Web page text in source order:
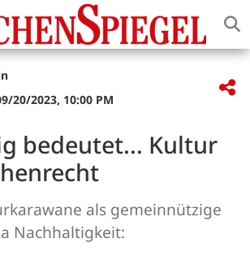
20/2023, 10:00 PM
bedeutet... Kultur
als gemeinnützige
Nachhaltigkeit: